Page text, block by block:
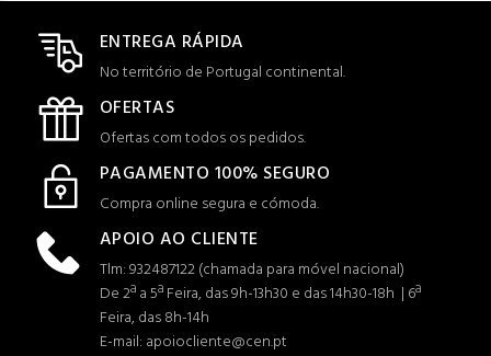
ENTREGA RÁPIDA
No território de Portugal continental.
OFERTAS
Ofertas com todos os pedidos.
PAGAMENTO 100% SEGURO
Compra online segura e cómoda.
APOIO AO CLIENTE
Tlm: 932487122 (chamada para móvel nacional)
De 2ª a 5ª Feira, das 9h-13h30 e das 14h30-18h | 6ª
Feira, das 8h-14h
E-mail: apoiocliente@cen.pt